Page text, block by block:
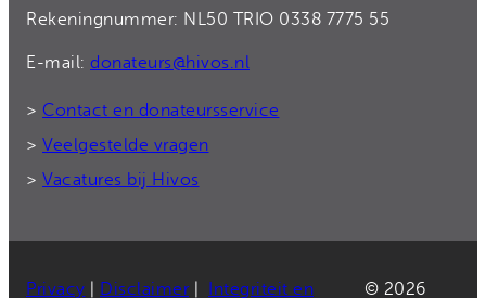
Rekeningnummer: NL50 TRIO 0338 7775 55
E-mail: donateurs@hivos.nl
> Contact en donateursservice
> Veelgestelde vragen
> Vacatures bij Hivos
Privacy Disclaimer| Integriteit en © 2026